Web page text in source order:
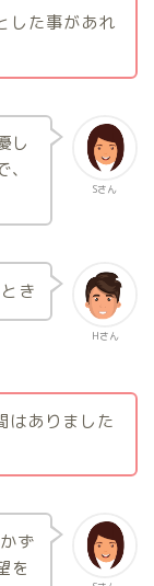
した事があれ
Sさん
し
Hさん
き
はありました
ず
を